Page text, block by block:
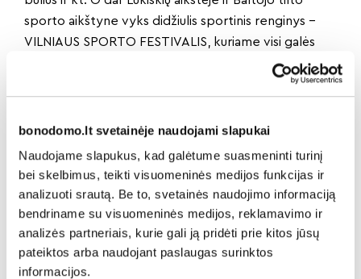
bonodomo.lt svetainėje naudojami slapukai
Naudojame slapukus, kad galėtume suasmeninti turinį
bei skelbimus, teikti visuomeninės medijos funkcijas ir
analizuoti srautą. Be to, svetainės naudojimo informaciją
bendriname su visuomeninės medijos, reklamavimo ir
analizės partneriais, kurie gali ją pridėti prie kitos jūsų
pateiktos arba naudojant paslaugas surinktos
informacijos.
sporto aikštyne vyks didžiulis sportinis renginys –
VILNIAUS SPORTO FESTIVALIS, kuriame visi galės
susirasti sau patinkančias sportines ir aktyvaus
laisvalaikio veiklas: nuo fechtavimo iki gatvės šokių,
alpinizmo, nuo badmintono iki futbolo, o kur dar
lankinis ir daugybė kitų aktyvaus laisvalaikio
pramogų! Visą Vilniaus sporto festivalio programą
rasiČIA.
O „Gardžių lauktuvių kelyje“, kuris bus nutiestas
Gedimino prospekte nuo A. Jakšto g. iki Lukiškių
aikštės, kiekvienas galės įsigyti įvairiausių gardumynų